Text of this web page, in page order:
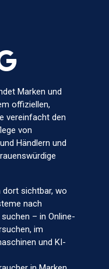
Marken und
offiziellen,
vereinfacht den
von
Händlern und
sichtbar, wo
nach
– in Online-
im
und KI-